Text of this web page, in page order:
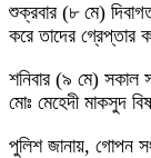
শুক্রবার (৮ মে)
করে তাদের গ্রেপ্তার
শনিবার (৯ মে) সকাল
মোঃ মেহেদী মাকসুদ
পুলিশ জানায়, গোপন